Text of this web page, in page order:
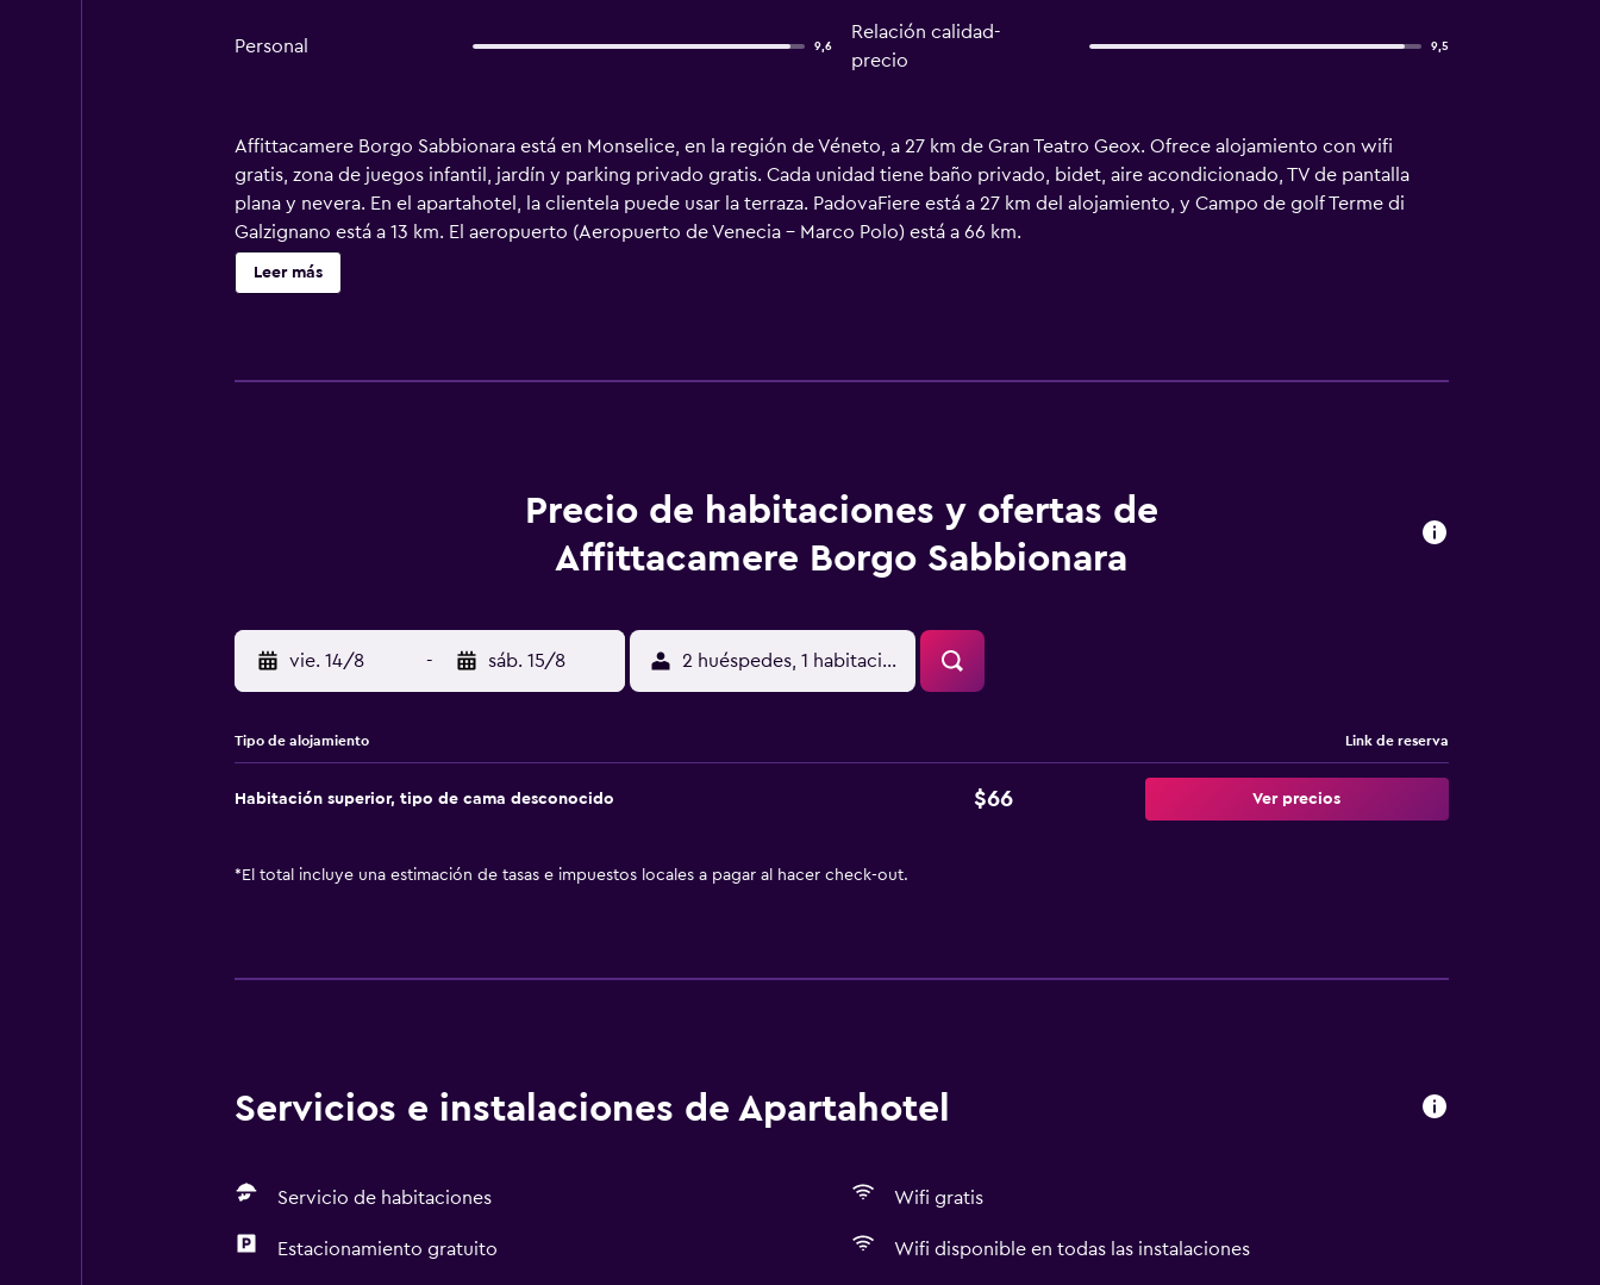
Personal 9,6
Relación calidad-
precio
9,5
Affittacamere Borgo Sabbionara está en Monselice, en la región de Véneto, a 27 km de Gran Teatro Geox. Ofrece alojamiento con wifi
gratis, zona de juegos infantil, jardín y parking privado gratis. Cada unidad tiene baño privado, bidet, aire acondicionado, TV de pantalla
plana y nevera. En el apartahotel, la clientela puede usar la terraza. PadovaFiere está a 27 km del alojamiento, y Campo de golf Terme di
Galzignano está a 13 km. El aeropuerto (Aeropuerto de Venecia - Marco Polo) está a 66 km.
Leer más
Precio de habitaciones y ofertas de
Affittacamere Borgo Sabbionara
vie. 14/8 - sáb. 15/8 2 huéspedes, 1 habitación
Tipo de alojamiento Link de reserva
Habitación superior, tipo de cama desconocido $66 Ver precios
* El total incluye una estimación de tasas e impuestos locales a pagar al hacer check-out.
Servicios e instalaciones de Apartahotel
Servicio de habitaciones Wifi gratis
Estacionamiento gratuito Wifi disponible en todas las instalaciones